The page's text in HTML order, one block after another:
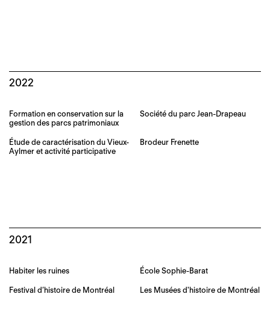
2022
Formation en conservation sur la
gestion des parcs patrimoniaux
Société du parc Jean-Drapeau
Étude de caractérisation du Vieux-
Aylmer et activité participative
Brodeur Frenette
2021
Habiter les ruines École Sophie-Barat
Festival d’histoire de Montréal Les Musées d'histoire de Montréal